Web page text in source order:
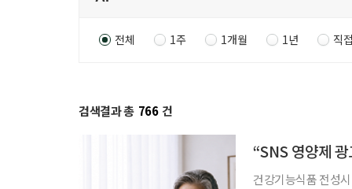
전체 1주 1개월 1년 직
검색결과 총 766 건
“SNS 영양제
건강기능식품 전성